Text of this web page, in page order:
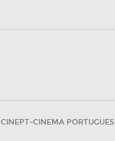
CINEPT-CINEMA PORTUGUES